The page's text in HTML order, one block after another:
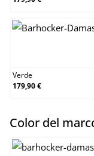
Verde
179,90 €
Color del